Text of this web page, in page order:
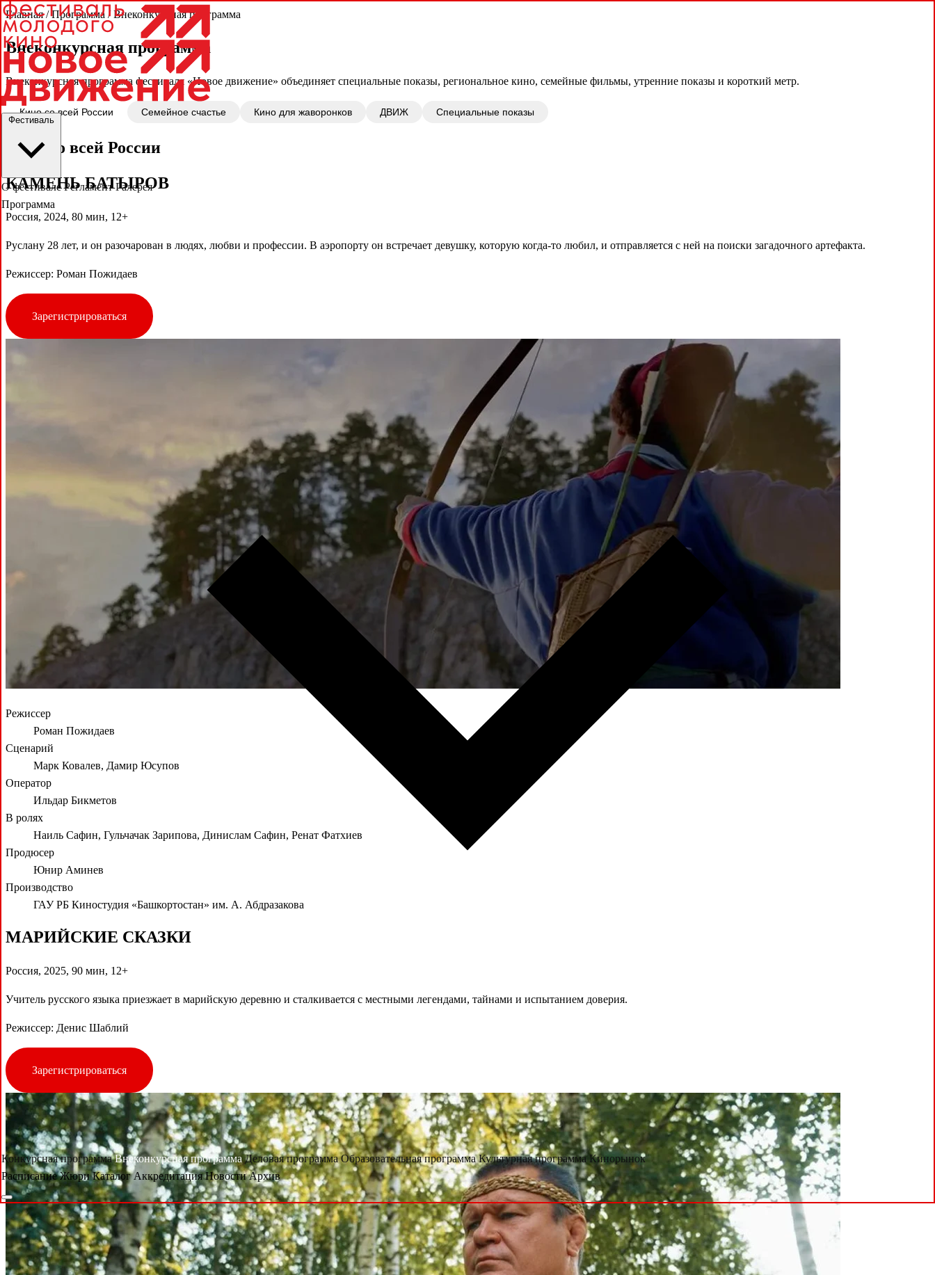
Фестиваль
О фестивалеРегламентГалерея
Программа
Конкурсная программаВнеконкурсная программаДеловая программаОбразовательная программаКультурная программа Кинорынок
РасписаниеЖюриКаталогАккредитацияНовостиАрхив
Главная / Программа / Внеконкурсная программа
Внеконкурсная программа
Внеконкурсная программа фестиваля «Новое движение» объединяет специальные показы, региональное кино, семейные фильмы, утренние показы и короткий метр.
Кино со всей России Семейное счастье Кино для жаворонков ДВИЖ Специальные показы
Кино со всей России
КАМЕНЬ БАТЫРОВ
Россия, 2024, 80 мин, 12+
Руслану 28 лет, и он разочарован в людях, любви и профессии. В аэропорту он встречает девушку, которую когда-то любил, и отправляется с ней на поиски загадочного артефакта.
Режиссер: Роман Пожидаев
Зарегистрироваться
Режиссер
Роман Пожидаев
Сценарий
Марк Ковалев, Дамир Юсупов
Оператор
Ильдар Бикметов
В ролях
Наиль Сафин, Гульчачак Зарипова, Динислам Сафин, Ренат Фатхиев
Продюсер
Юнир Аминев
Производство
ГАУ РБ Киностудия «Башкортостан» им. А. Абдразакова
МАРИЙСКИЕ СКАЗКИ
Россия, 2025, 90 мин, 12+
Учитель русского языка приезжает в марийскую деревню и сталкивается с местными легендами, тайнами и испытанием доверия.
Режиссер: Денис Шаблий
Зарегистрироваться